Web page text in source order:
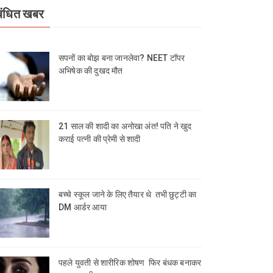
खबर
सपनों का बोझ बना जानलेवा? NEET टॉपर
अभिषेक की दुखद मौत
21 साल की शादी का अनोखा अंत! पति ने खुद
कराई पत्नी की प्रेमी से शादी
बच्चे स्कूल जाने के लिए तैयार थे तभी छुट्टी का
DM आर्डर आया
पहले युवती से शारीरिक शोषण फिर बंधक बनाकर